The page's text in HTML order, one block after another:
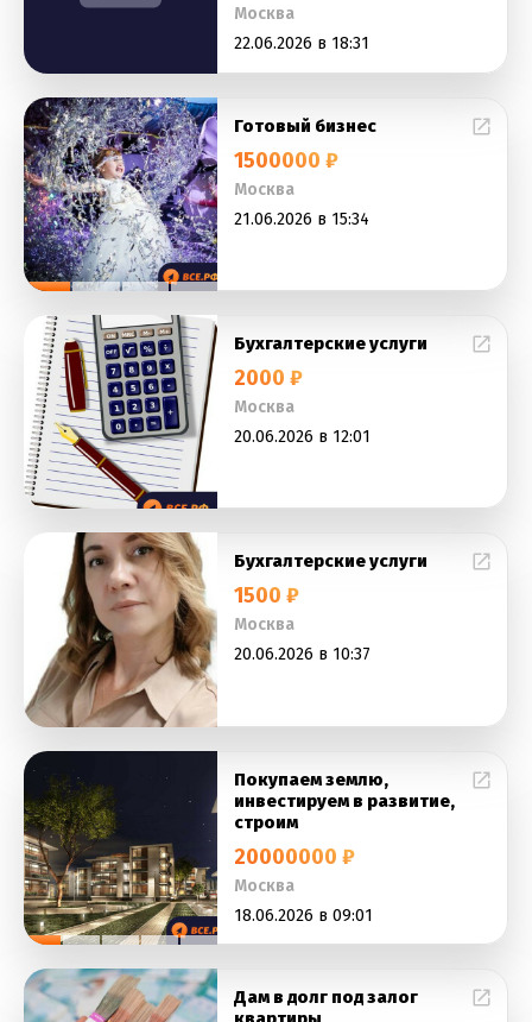
Москва
22.06.2026 в 18:31
Готовый бизнес
1500000 ₽
Москва
21.06.2026 в 15:34
Бухгалтерские услуги
2000 ₽
Москва
20.06.2026 в 12:01
Бухгалтерские услуги
1500 ₽
Москва
20.06.2026 в 10:37
Покупаем землю,
инвестируем в развитие,
строим
20000000 ₽
Москва
18.06.2026 в 09:01
Дам в долг под залог